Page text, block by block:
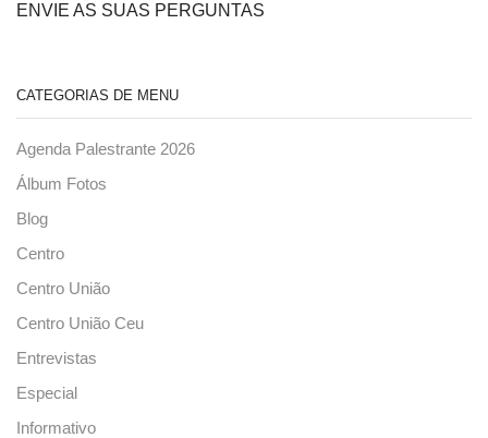
ENVIE AS SUAS PERGUNTAS
CATEGORIAS DE MENU
Agenda Palestrante 2026
Álbum Fotos
Blog
Centro
Centro União
Centro União Ceu
Entrevistas
Especial
Informativo